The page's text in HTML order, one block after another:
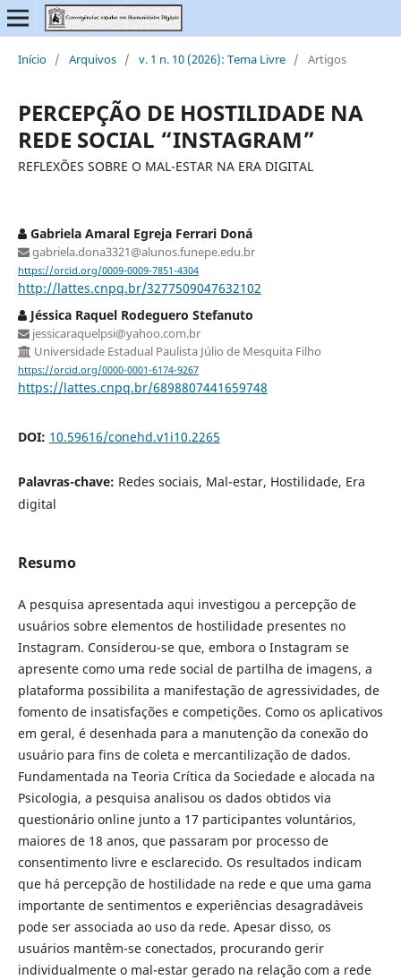
Início / Arquivos / v. 1 n. 10 (2026): Tema Livre / Artigos
PERCEPÇÃO DE HOSTILIDADE NA
REDE SOCIAL “INSTAGRAM”
REFLEXÕES SOBRE O MAL-ESTAR NA ERA DIGITAL
Gabriela Amaral Egreja Ferrari Doná
gabriela.dona3321@alunos.funepe.edu.br
https://orcid.org/0009-0009-7851-4304
http://lattes.cnpq.br/3277509047632102
Jéssica Raquel Rodeguero Stefanuto
jessicaraquelpsi@yahoo.com.br
Universidade Estadual Paulista Júlio de Mesquita Filho
https://orcid.org/0000-0001-6174-9267
https://lattes.cnpq.br/6898807441659748
DOI: 10.59616/conehd.v1i10.2265
Palavras-chave: Redes sociais, Mal-estar, Hostilidade, Era
digital
Resumo
A pesquisa apresentada aqui investigou a percepção de
usuários sobre elementos de hostilidade presentes no
Instagram. Considerou-se que, embora o Instagram se
apresente como uma rede social de partilha de imagens, a
plataforma possibilita a manifestação de agressividades, de
fomento de insatisfações e competições. Como os aplicativos
em geral, é desenhada para a manutenção da conexão do
usuário para fins de coleta e mercantilização de dados.
Fundamentada na Teoria Crítica da Sociedade e alocada na
Psicologia, a pesquisa analisou os dados obtidos via
questionário online junto a 17 participantes voluntários,
maiores de 18 anos, que passaram por processo de
consentimento livre e esclarecido. Os resultados indicam
que há percepção de hostilidade na rede e que uma gama
importante de sentimentos e experiências desagradáveis
pode ser associada ao uso da rede. Apesar disso, os
usuários mantêm-se conectados, procurando gerir
individualmente o mal-estar gerado na relação com a rede